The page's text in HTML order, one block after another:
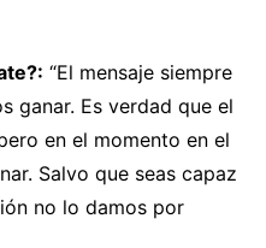
“El mensaje siempre
ganar. Es verdad que el
en el momento en el
Salvo que seas capaz
no lo damos por